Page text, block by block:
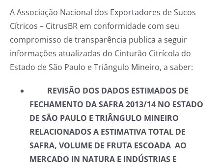
A Associação Nacional dos Exportadores de Sucos
Cítricos – CitrusBR em conformidade com seu
compromisso de transparência publica a seguir
informações atualizadas do Cinturão Citrícola do
Estado de São Paulo e Triângulo Mineiro, a saber:
REVISÃO DOS DADOS ESTIMADOS DE
FECHAMENTO DA SAFRA 2013/14 NO ESTADO
DE SÃO PAULO E TRIÂNGULO MINEIRO
RELACIONADOS A ESTIMATIVA TOTAL DE
SAFRA, VOLUME DE FRUTA ESCOADA AO
MERCADO IN NATURA E INDÚSTRIAS E